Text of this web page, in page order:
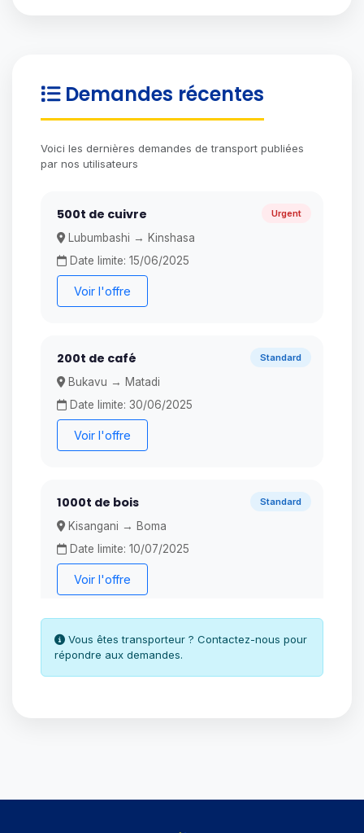
Demandes récentes
Voici les dernières demandes de transport publiées
par nos utilisateurs
Urgent
500t de cuivre
Lubumbashi → Kinshasa
Date limite: 15/06/2025
Voir l'offre
Standard
200t de café
Bukavu → Matadi
Date limite: 30/06/2025
Voir l'offre
Standard
1000t de bois
Kisangani → Boma
Date limite: 10/07/2025
Voir l'offre
Vous êtes transporteur ? Contactez-nous pour
répondre aux demandes.